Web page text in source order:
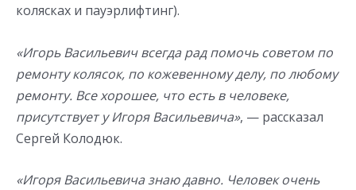
колясках и пауэрлифтинг).
«Игорь Васильевич всегда рад помочь советом по
ремонту колясок, по кожевенному делу, по любому
ремонту. Все хорошее, что есть в человеке,
присутствует у Игоря Васильевича», — рассказал
Сергей Колодюк.
«Игоря Васильевича знаю давно. Человек очень